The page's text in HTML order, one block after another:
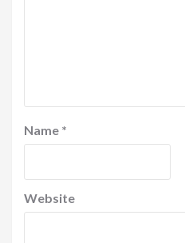
Name *
Website